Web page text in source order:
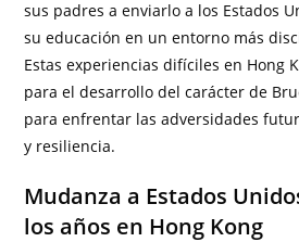
sus padres a enviarlo a los Estados
su educación en un entorno más
Estas experiencias difíciles en Hong
para el desarrollo del carácter de
para enfrentar las adversidades
y resiliencia.
Mudanza a Estados
los años en Hong Kong